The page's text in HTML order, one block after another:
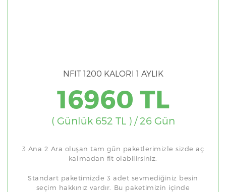
NFIT 1200 KALORI 1 AYLIK
16960 TL
( Günlük 652 TL ) / 26 Gün
3 Ana 2 Ara oluşan tam gün paketlerimizle sizde aç
kalmadan fit olabilirsiniz.
Standart paketimizde 3 adet sevmediğiniz besin
seçim hakkınız vardır. Bu paketimizin içinde